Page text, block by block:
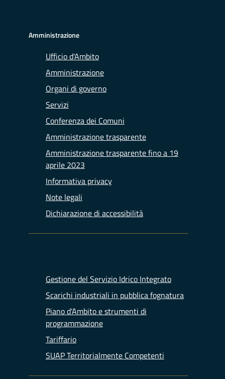
Amministrazione
Ufficio d'Ambito
Amministrazione
Organi di governo
Servizi
Conferenza dei Comuni
Amministrazione trasparente
Amministrazione trasparente fino a 19
aprile 2023
Informativa privacy
Note legali
Dichiarazione di accessibilità
Gestione del Servizio Idrico Integrato
Scarichi industriali in pubblica fognatura
Piano d'Ambito e strumenti di
programmazione
Tariffario
SUAP Territorialmente Competenti